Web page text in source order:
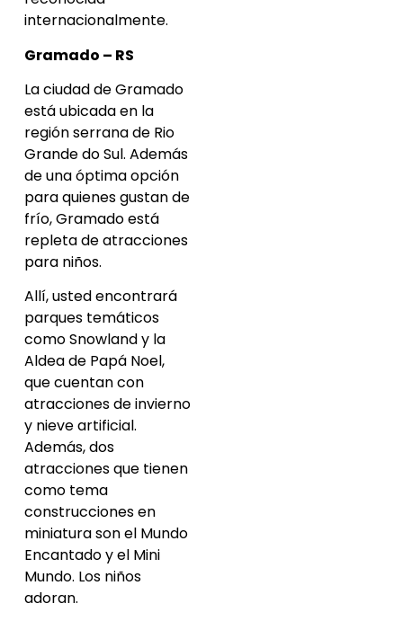
internacionalmente.
Gramado – RS
La ciudad de Gramado
está ubicada en la
región serrana de Rio
Grande do Sul. Además
de una óptima opción
para quienes gustan de
frío, Gramado está
repleta de atracciones
para niños.
Allí, usted encontrará
parques temáticos
como Snowland y la
Aldea de Papá Noel,
que cuentan con
atracciones de invierno
y nieve artificial.
Además, dos
atracciones que tienen
como tema
construcciones en
miniatura son el Mundo
Encantado y el Mini
Mundo. Los niños
adoran.